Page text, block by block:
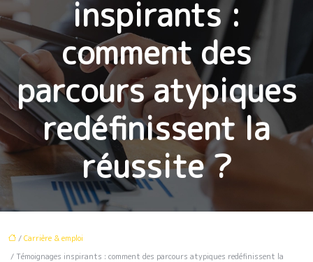
inspirants :
comment des
parcours atypiques
redéfinissent la
réussite ?
/Carrière & emploi
/ Témoignages inspirants : comment des parcours atypiques redéfinissent la